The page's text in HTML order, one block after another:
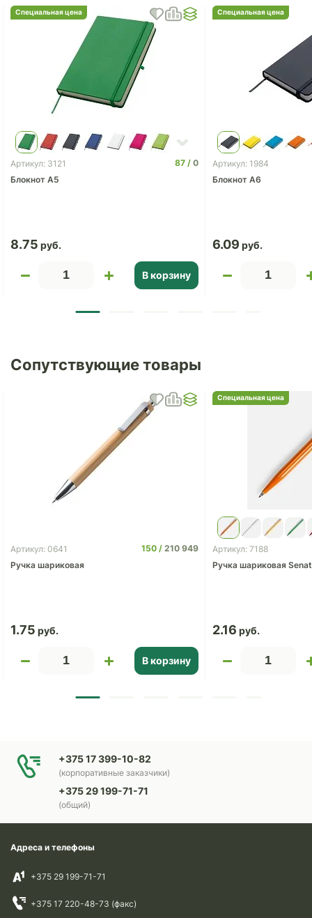
Специальная цена
Артикул: 3121 87
0
Блокнот A5
8.75
В корзину
Специальная цена
Артикул: 1984
Блокнот А6
6.09
Сопутствующие товары
Артикул: 0641 150
210 949
Ручка шариковая
1.75
В корзину
Специальная цена
Артикул: 7188
Ручка шариковая
2.16
+375 17 399-10-82
(корпоративные заказчики)
+375 29 199-71-71
(общий)
Адреса и телефоны
+375 29 199-71-71
+375 17 220-48-73 (факс)